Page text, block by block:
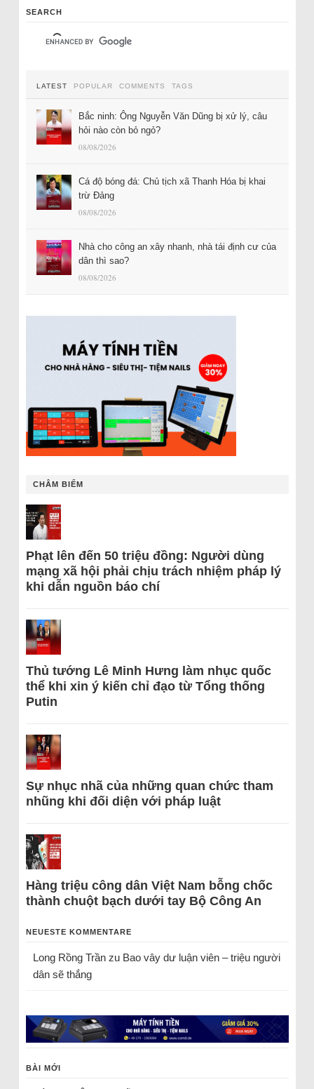
SEARCH
LATEST POPULAR COMMENTS TAGS
Bắc ninh: Ông Nguyễn Văn Dũng bị xử lý, câu
hỏi nào còn bỏ ngỏ?
08/08/2026
Cá độ bóng đá: Chủ tịch xã Thanh Hóa bị khai
trừ Đảng
08/08/2026
Nhà cho công an xây nhanh, nhà tái định cư của
dân thì sao?
08/08/2026
CHÂM BIẾM
Phạt lên đến 50 triệu đồng: Người dùng
mạng xã hội phải chịu trách nhiệm pháp lý
khi dẫn nguồn báo chí
Thủ tướng Lê Minh Hưng làm nhục quốc
thể khi xin ý kiến chỉ đạo từ Tổng thống
Putin
Sự nhục nhã của những quan chức tham
nhũng khi đối diện với pháp luật
Hàng triệu công dân Việt Nam bỗng chốc
thành chuột bạch dưới tay Bộ Công An
NEUESTE KOMMENTARE
Long Rồng Trầnzu Bao vây dư luận viên – triệu người
dân sẽ thắng
BÀI MỚI